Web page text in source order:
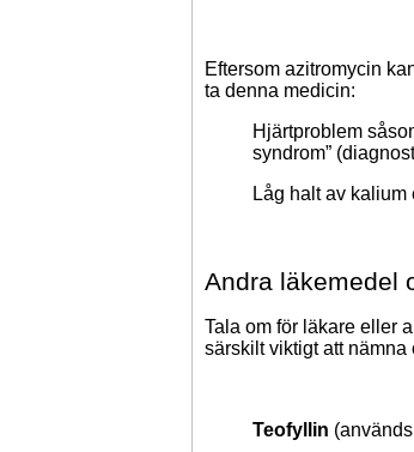
Eftersom azitromycin
ta denna medicin:
Hjärtproblem
syndrom”
Låg halt av
Andra läkemedel
Tala om för läkare eller
särskilt viktigt att
Teofyllin